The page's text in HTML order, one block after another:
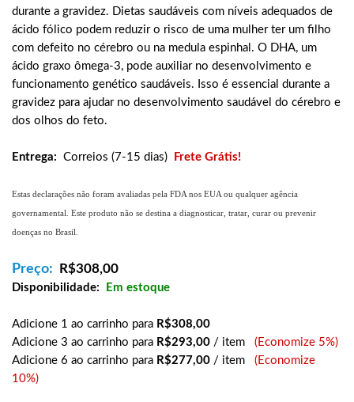
durante a gravidez. Dietas saudáveis ​​com níveis adequados de
ácido fólico podem reduzir o risco de uma mulher ter um filho
com defeito no cérebro ou na medula espinhal. O DHA, um
ácido graxo ômega-3, pode auxiliar no desenvolvimento e
funcionamento genético saudáveis. Isso é essencial durante a
gravidez para ajudar no desenvolvimento saudável do cérebro e
dos olhos do feto.
Entrega: Correios (7-15 dias) Frete Grátis!
Estas declarações não foram avaliadas pela FDA nos EUA ou qualquer agência
governamental. Este produto não se destina a diagnosticar, tratar, curar ou prevenir
doenças no Brasil.
Preço: R$308,00
Disponibilidade: Em estoque
Adicione 1 ao carrinho para R$308,00
Adicione 3 ao carrinho para R$293,00 / item (Economize 5%)
Adicione 6 ao carrinho para R$277,00 / item (Economize
10%)